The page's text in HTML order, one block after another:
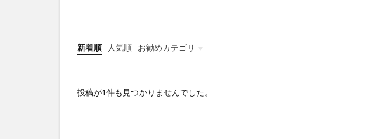
新着順 人気順
お勧めカテゴリ
Infomation
投稿が1件も見つかりませんでした。